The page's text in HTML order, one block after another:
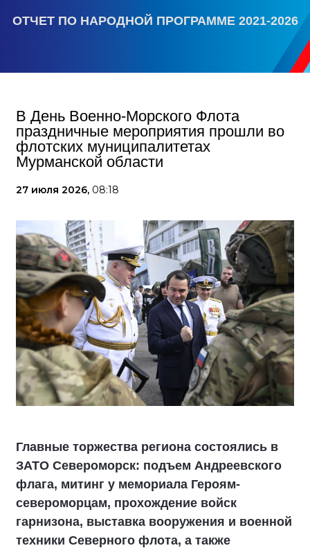
ОТЧЕТ ПО НАРОДНОЙ ПРОГРАММЕ 2021-2026
В День Военно-Морского Флота
праздничные мероприятия прошли во
флотских муниципалитетах
Мурманской области
27 июля 2026, 08:18
Главные торжества региона состоялись в
ЗАТО Североморск: подъем Андреевского
флага, митинг у мемориала Героям-
североморцам, прохождение войск
гарнизона, выставка вооружения и военной
техники Северного флота, а также